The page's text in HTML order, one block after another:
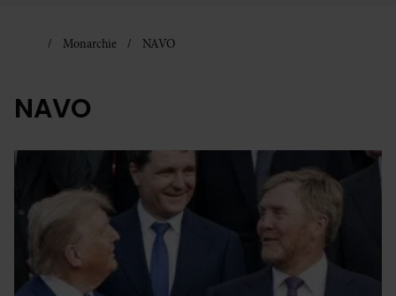
Monarchie NAVO
NAVO